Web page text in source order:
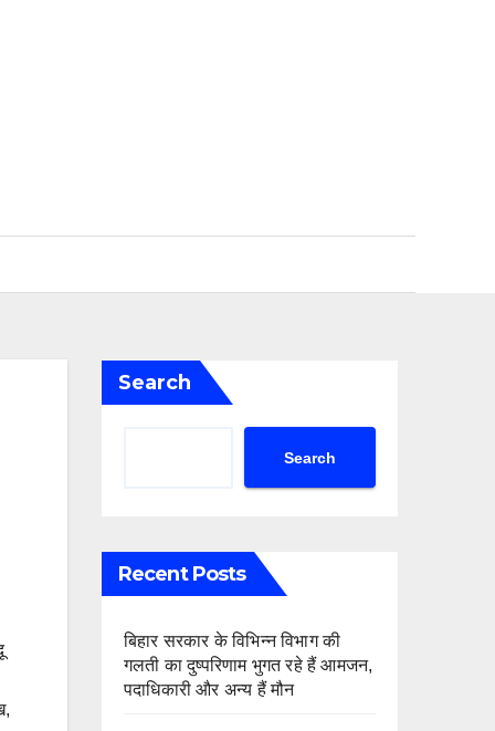
Search
Search
Recent Posts
बिहार सरकार के विभिन्न विभाग की
गलती का दुष्परिणाम भुगत रहे हैं आमजन,
पदाधिकारी और अन्य हैं मौन